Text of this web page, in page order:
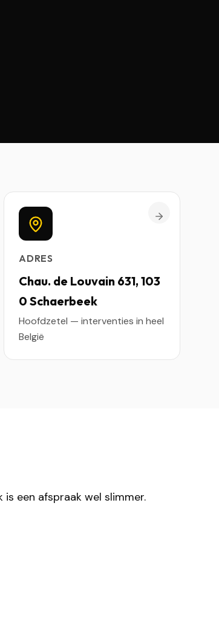
ADRES
Chau. de Louvain 631, 103
0 Schaerbeek
Hoofdzetel — interventies in heel
België
een afspraak wel slimmer.